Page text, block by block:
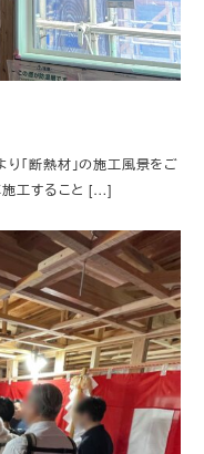
「断熱材」の施工風景をご
施工すること […]